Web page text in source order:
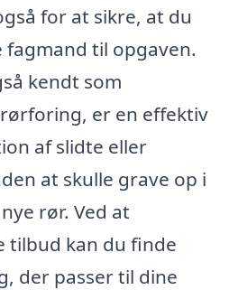
for at sikre, at du
til opgaven.
kendt som
er en effektiv
af slidte eller
at skulle grave op i
rør. Ved at
tilbud kan du finde
der passer til dine